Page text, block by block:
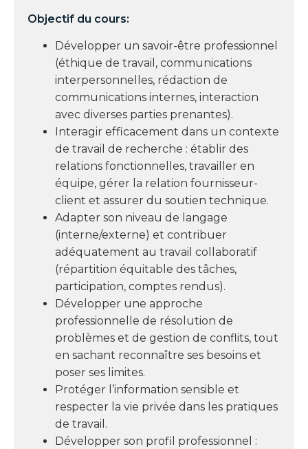
Objectif du cours:
Développer un savoir-être professionnel
(éthique de travail, communications
interpersonnelles, rédaction de
communications internes, interaction
avec diverses parties prenantes).
Interagir efficacement dans un contexte
de travail de recherche : établir des
relations fonctionnelles, travailler en
équipe, gérer la relation fournisseur-
client et assurer du soutien technique.
Adapter son niveau de langage
(interne/externe) et contribuer
adéquatement au travail collaboratif
(répartition équitable des tâches,
participation, comptes rendus).
Développer une approche
professionnelle de résolution de
problèmes et de gestion de conflits, tout
en sachant reconnaître ses besoins et
poser ses limites.
Protéger l’information sensible et
respecter la vie privée dans les pratiques
de travail.
Développer son profil professionnel :